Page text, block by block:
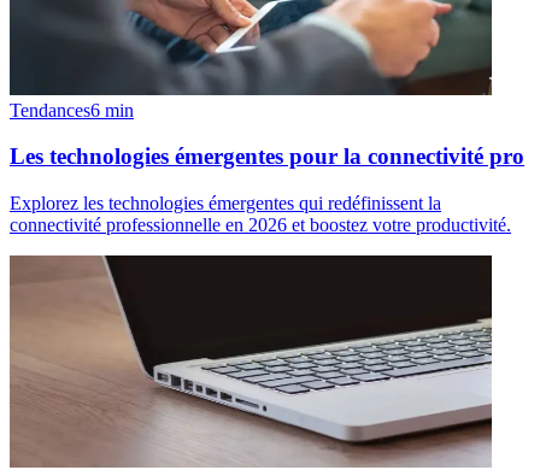
Tendances6 min
Les technologies émergentes pour la connectivité pro
Explorez les technologies émergentes qui redéfinissent la
connectivité professionnelle en 2026 et boostez votre productivité.